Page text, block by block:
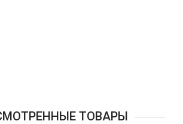
ТОВАРЫ